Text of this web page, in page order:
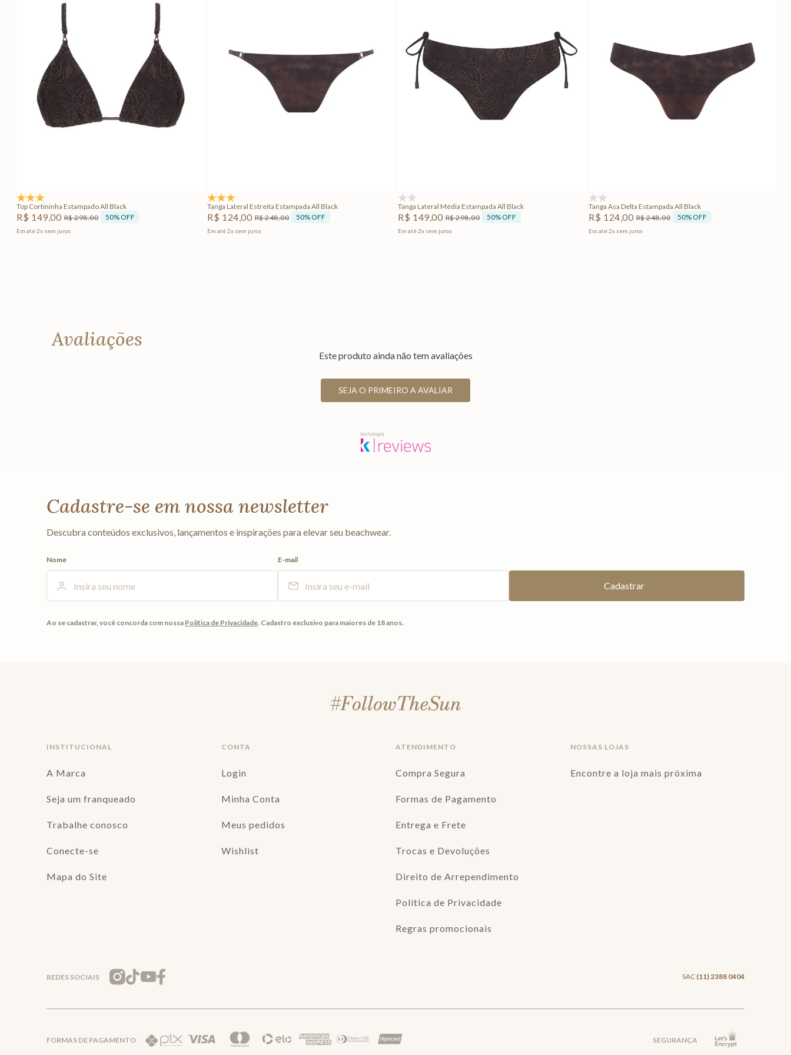
Top Cortininha Estampado All Black
R$ 149,00 R$298,00 50% OFF
Em até2x sem juros
Tanga Lateral Estreita Estampada All Black
R$ 124,00 R$248,00 50% OFF
Em até2x sem juros
Tanga Lateral Média Estampada All Black
R$ 149,00 R$298,00 50% OFF
Em até2x sem juros
Tanga Asa Delta Estampada All Black
R$ 124,00 R$248,00 50% OFF
Em até2x sem juros
Avaliações
Este produto ainda não tem avaliações
SEJA O PRIMEIRO A AVALIAR
Cadastre-se em nossa newsletter
Descubra conteúdos exclusivos, lançamentos e inspirações para elevar seu beachwear.
Nome E-mail
Ao se cadastrar, você concorda com nossa Política de Privacidade. Cadastro exclusivo para maiores de 18 anos.
INSTITUCIONAL
A Marca
Seja um franqueado
Trabalhe conosco
Conecte-se
Mapa do Site
CONTA
Login
Minha Conta
Meus pedidos
Wishlist
ATENDIMENTO
Compra Segura
Formas de Pagamento
Entrega e Frete
Trocas e Devoluções
Direito de Arrependimento
Política de Privacidade
Regras promocionais
NOSSAS LOJAS
Encontre a loja mais próxima
REDES SOCIAIS SAC (11) 2388 0404
FORMAS DE PAGAMENTO SEGURANÇA